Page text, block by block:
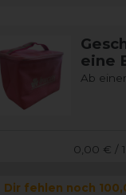
eine
Ab
0,00 € /
Dir fehlen noch